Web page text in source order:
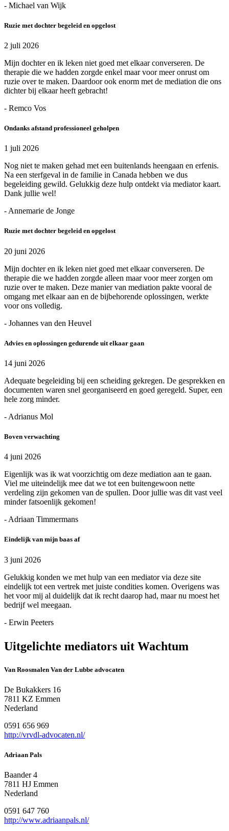
- Michael van Wijk
Ruzie met dochter begeleid en opgelost
2 juli 2026
Mijn dochter en ik leken niet goed met elkaar converseren. De
therapie die we hadden zorgde enkel maar voor meer onrust om
ruzie over te maken. Daardoor ook enorm met de mediation die ons
dichter bij elkaar heeft gebracht!
- Remco Vos
Ondanks afstand professioneel geholpen
1 juli 2026
Nog niet te maken gehad met een buitenlands heengaan en erfenis.
Na een sterfgeval in de familie in Canada hebben we dus
begeleiding gewild. Gelukkig deze hulp ontdekt via mediator kaart.
Dank jullie wel!
- Annemarie de Jonge
Ruzie met dochter begeleid en opgelost
20 juni 2026
Mijn dochter en ik leken niet goed met elkaar converseren. De
therapie die we hadden zorgde alleen maar voor meer zorgen om
ruzie over te maken. Deze manier van mediation pakte vooral de
omgang met elkaar aan en de bijbehorende oplossingen, werkte
voor ons volledig.
- Johannes van den Heuvel
Advies en oplossingen gedurende uit elkaar gaan
14 juni 2026
Adequate begeleiding bij een scheiding gekregen. De gesprekken en
documenten waren snel georganiseerd en goed geregeld. Super, een
hele zorg minder.
- Adrianus Mol
Boven verwachting
4 juni 2026
Eigenlijk was ik wat voorzichtig om deze mediation aan te gaan.
Viel me uiteindelijk mee dat we tot een buitengewoon nette
verdeling zijn gekomen van de spullen. Door jullie was dit vast veel
minder fatsoenlijk gekomen!
- Adriaan Timmermans
Eindelijk van mijn baas af
3 juni 2026
Gelukkig konden we met hulp van een mediator via deze site
eindelijk tot een vertrek met juiste condities komen. Overigens was
het voor mij al duidelijk dat ik recht daarop had, maar nu moest het
bedrijf wel meegaan.
- Erwin Peeters
Uitgelichte mediators uit Wachtum
Van Roosmalen Van der Lubbe advocaten
De Bukakkers 16
7811 KZ Emmen
Nederland
0591 656 969
http://vrvdl-advocaten.nl/
Adriaan Pals
Baander 4
7811 HJ Emmen
Nederland
0591 647 760
http://www.adriaanpals.nl/